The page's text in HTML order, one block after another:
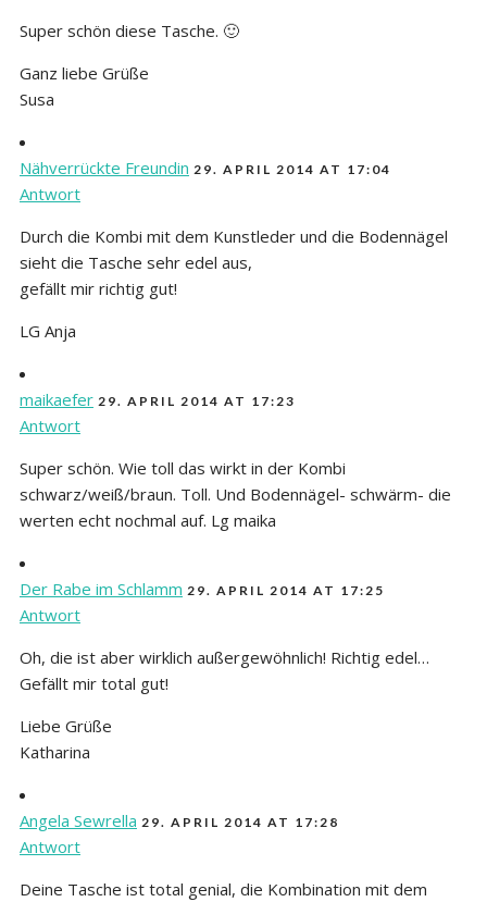
Super schön diese Tasche. 🙂
Ganz liebe Grüße
Susa
Nähverrückte Freundin 29. APRIL 2014 AT 17:04
Antwort
Durch die Kombi mit dem Kunstleder und die Bodennägel
sieht die Tasche sehr edel aus,
gefällt mir richtig gut!
LG Anja
maikaefer 29. APRIL 2014 AT 17:23
Antwort
Super schön. Wie toll das wirkt in der Kombi
schwarz/weiß/braun. Toll. Und Bodennägel- schwärm- die
werten echt nochmal auf. Lg maika
Der Rabe im Schlamm 29. APRIL 2014 AT 17:25
Antwort
Oh, die ist aber wirklich außergewöhnlich! Richtig edel…
Gefällt mir total gut!
Liebe Grüße
Katharina
Angela Sewrella 29. APRIL 2014 AT 17:28
Antwort
Deine Tasche ist total genial, die Kombination mit dem